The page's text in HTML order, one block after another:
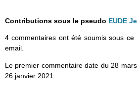
Contributions sous le pseudo EUDE
4 commentaires ont été soumis sous
email.
Le premier commentaire date du 28
26 janvier 2021.